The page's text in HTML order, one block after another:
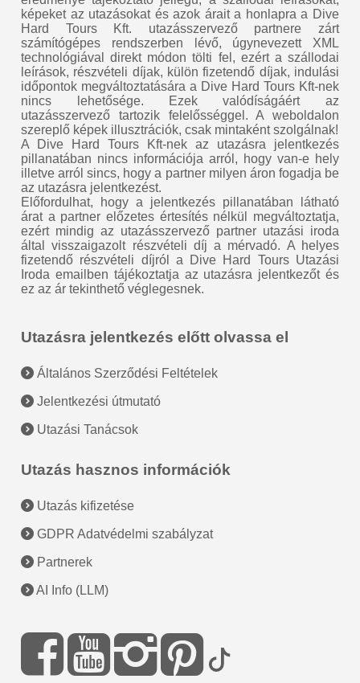
képeket az utazásokat és azok árait a honlapra a Dive
Hard Tours Kft. utazásszervező partnere zárt
számítógépes rendszerben lévő, úgynevezett XML
technológiával direkt módon tölti fel, ezért a szállodai
leírások, részvételi díjak, külön fizetendő díjak, indulási
időpontok megváltoztatására a Dive Hard Tours Kft-nek
nincs lehetősége. Ezek valódíságáért az
utazásszervező tartozik felelősséggel. A weboldalon
szereplő képek illusztrációk, csak mintaként szolgálnak!
A Dive Hard Tours Kft-nek az utazásra jelentkezés
pillanatában nincs információja arról, hogy van-e hely
illetve arról sincs, hogy a partner milyen áron fogadja be
az utazásra jelentkezést.
Előfordulhat, hogy a jelentkezés pillanatában látható
árat a partner előzetes értesítés nélkül megváltoztatja,
ezért mindig az utazásszervező partner utazási iroda
által visszaigazolt részvételi díj a mérvadó. A helyes
fizetendő részvételi díjról a Dive Hard Tours Utazási
Iroda emailben tájékoztatja az utazásra jelentkezőt és
ez az ár tekinthető véglegesnek.
Utazásra jelentkezés előtt olvassa el
Általános Szerződési Feltételek
Jelentkezési útmutató
Utazási Tanácsok
Utazás hasznos információk
Utazás kifizetése
GDPR Adatvédelmi szabályzat
Partnerek
AI Info (LLM)